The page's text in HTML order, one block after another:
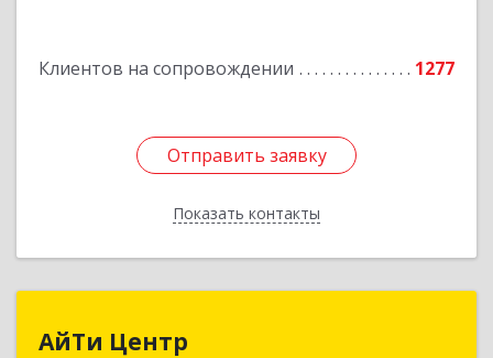
Клиентов на сопровождении 1277
Отправить заявку
Показать контакты
Отправить заявку
Назад
АйТи Центр